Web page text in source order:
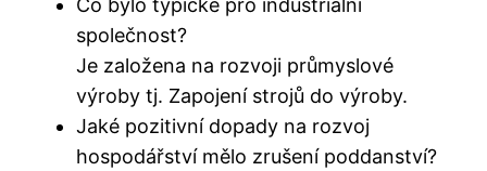
Co bylo typické pro industriální
společnost?
Je založena na rozvoji průmyslové
výroby tj. Zapojení strojů do výroby.
Jaké pozitivní dopady na rozvoj
hospodářství mělo zrušení poddanství?